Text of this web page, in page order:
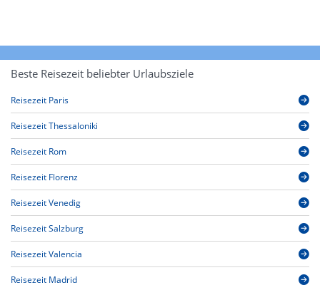
Beste Reisezeit beliebter Urlaubsziele
Reisezeit Paris
Reisezeit Thessaloniki
Reisezeit Rom
Reisezeit Florenz
Reisezeit Venedig
Reisezeit Salzburg
Reisezeit Valencia
Reisezeit Madrid